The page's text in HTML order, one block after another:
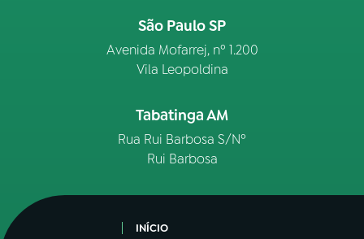
São Paulo SP
Avenida Mofarrej, nº 1.200
Vila Leopoldina
Tabatinga AM
Rua Rui Barbosa S/Nº
Rui Barbosa
INÍCIO